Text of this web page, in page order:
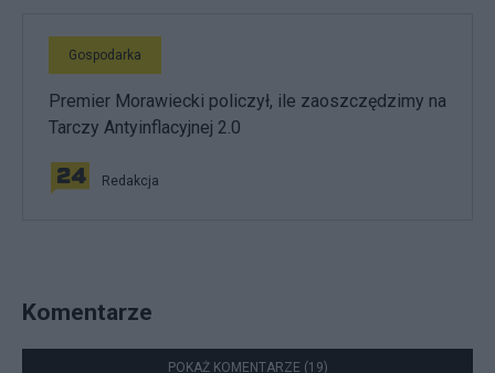
Gospodarka
Premier Morawiecki policzył, ile zaoszczędzimy na
Tarczy Antyinflacyjnej 2.0
Redakcja
Komentarze
POKAŻ KOMENTARZE (19)